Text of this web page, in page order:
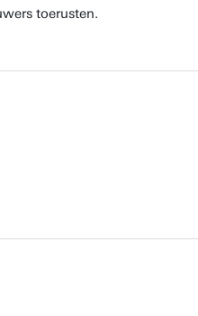
toerusten.